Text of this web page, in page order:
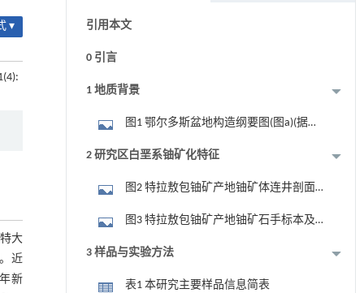
▾
大
。近
新
引用本文
0 引言
1 地质背景
图1 鄂尔多斯盆地构造纲要图(图a)(据文
献[21]修改)及盆地北部区域地质图(图b)(据
208大队资料修改)
2 研究区白垩系铀矿化特征
图2 特拉敖包铀矿产地铀矿体连井剖面
图3 特拉敖包铀矿产地铀矿石手标本及
其显微岩相特征
3 样品与实验方法
表1 本研究主要样品信息简表